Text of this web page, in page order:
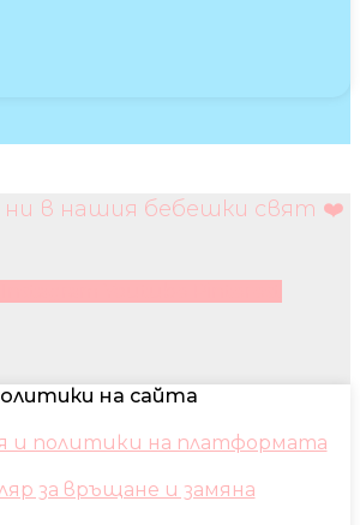
ни в нашия бебешки свят ❤️
на сайта
и политики на платформата
за връщане и замяна